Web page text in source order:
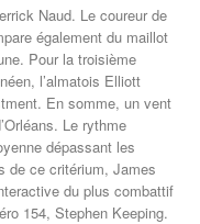
Naud. Le coureur de
également du maillot
Pour la troisième
l’almatois Elliott
En somme, un vent
Le rythme
dépassant les
de ce critérium, James
du plus combattif
154, Stephen Keeping.